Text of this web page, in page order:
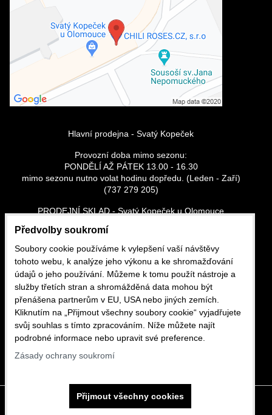
Externí obsah je blokován Volbami
soukromí
Přejete si načíst externí obsah?
Povolit a zapamatovat - souhlas s
druhem cookie: Funkční
Hlavní prodejna - Svatý Kopeček
Provozní doba mimo sezonu:
PONDĚLÍ AŽ PÁTEK 13.00 - 16.30
mimo sezonu nutno volat hodinu dopředu. (Leden - Zaří)
(737 279 205)
PRODEJNÍ SKLAD - Svatý Kopeček u Olomouce
Po - Pá: 13:00 - 16:30
So - Ne: dle tel. domluvy - (737 279 205)
CHILI ROSES.CZ, s.r.o. (Dříve Petr Růžička)
Sadové náměstí 29/19
Olomouc, Svatý kopeček
tel.: 737 279 205 e-mail: pyro-ruzicka@seznam.cz
Předvolby soukromí Zásady ochrany soukromí
Předvolby soukromí
Soubory cookie používáme k vylepšení vaší návštěvy
tohoto webu, k analýze jeho výkonu a ke shromažďování
údajů o jeho používání. Můžeme k tomu použít nástroje a
služby třetích stran a shromážděná data mohou být
přenášena partnerům v EU, USA nebo jiných zemích.
Kliknutím na „Přijmout všechny soubory cookie“ vyjadřujete
svůj souhlas s tímto zpracováním. Níže můžete najít
podrobné informace nebo upravit své preference.
Zásady ochrany soukromí
Přijmout všechny cookies